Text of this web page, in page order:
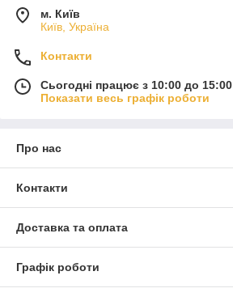
м. Київ
Київ, Україна
Контакти
Сьогодні працює з 10:00 до 15:00
Показати весь графік роботи
Про нас
Контакти
Доставка та оплата
Графік роботи